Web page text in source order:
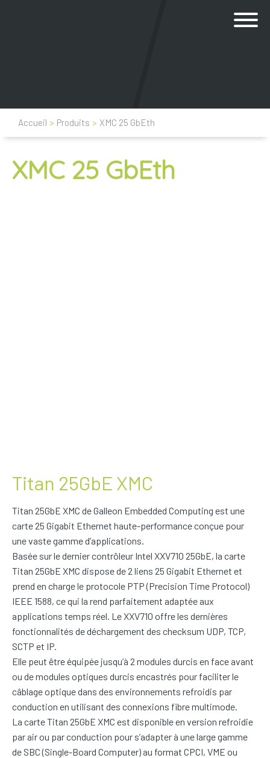
Accueil > Produits > XMC 25 GbEth
XMC 25 GbEth
Titan 25GbE XMC
Titan 25GbE XMC de Galleon Embedded Computing est une
carte 25 Gigabit Ethernet haute-performance conçue pour
une vaste gamme d’applications.
Basée sur le dernier contrôleur Intel XXV710 25GbE, la carte
Titan 25GbE XMC dispose de 2 liens 25 Gigabit Ethernet et
prend en charge le protocole PTP (Precision Time Protocol)
IEEE 1588, ce qui la rend parfaitement adaptée aux
applications temps réel. Le XXV710 offre les dernières
fonctionnalités de déchargement des checksum UDP, TCP,
SCTP et IP.
Elle peut être équipée jusqu’à 2 modules durcis en face avant
ou de modules optiques durcis encastrés pour faciliter le
câblage optique dans des environnements refroidis par
conduction en utilisant des connexions fibre multimode.
La carte Titan 25GbE XMC est disponible en version refroidie
par air ou par conduction pour s’adapter à une large gamme
de SBC (Single-Board Computer) au format CPCI, VME ou